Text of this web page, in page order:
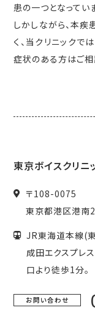
患の一つとなってい
しかしながら、本
く、当クリニックで
症状のある方はご相
東京ボイスクリ
〒108-0075
東京都港区港南
JR東海道本線(
成田エクスプレ
口より徒歩1分。
お問い合わせ